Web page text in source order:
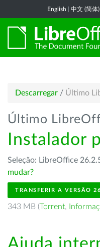
English 中文 (简体)
Descarregar / Último
Último
Instalador
Seleção: LibreOffice
mudar?
TRANSFERIR A VERSÃO
343 MB (Torrent,